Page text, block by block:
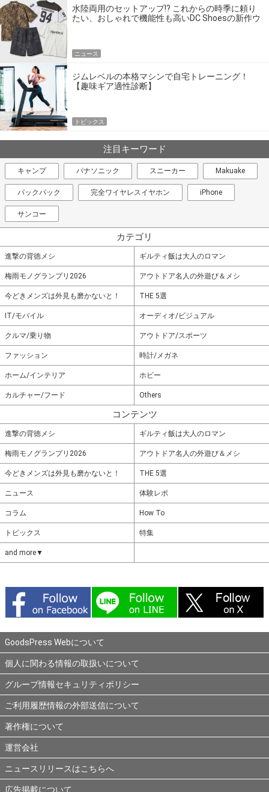
水陸両用のセットアップ!? これからの時季に頼り
たい、おしゃれで機能性も高いDC Shoesの新作ウ
ニュース
ジムレベルの本格マシンで自宅トレーニング！
【趣味ギア適性診断】
トピックス
注目キーワード
キャンプ パナソニック スニーカー Makuake
バックパック 完全ワイヤレスイヤホン iPhone
サンコー
カテゴリ
進撃の背徳メシ ギルティ飯は大人のロマン
梅雨モノグランプリ2026 アウトドア名人の外遊び＆メシ
今どきメンズは外見も磨かないと！ THE 5選
IT/モバイル オーディオ/ビジュアル
クルマ/乗り物 アウトドア/スポーツ
ファッション 時計/メガネ
ホーム/インテリア ホビー
カルチャー/フード Others
コンテンツ
進撃の背徳メシ ギルティ飯は大人のロマン
梅雨モノグランプリ2026 アウトドア名人の外遊び＆メシ
今どきメンズは外見も磨かないと！ THE 5選
ニュース 体験レポ
コラム How To
トピックス 特集
and more▼
GoodsPress Webについて
個人に関わる情報の取扱いについて
グループ情報セキュリティポリシー
ご利用履歴情報の外部送信について
著作権について
運営会社
ニュースリリースはこちらへ
広告掲載について